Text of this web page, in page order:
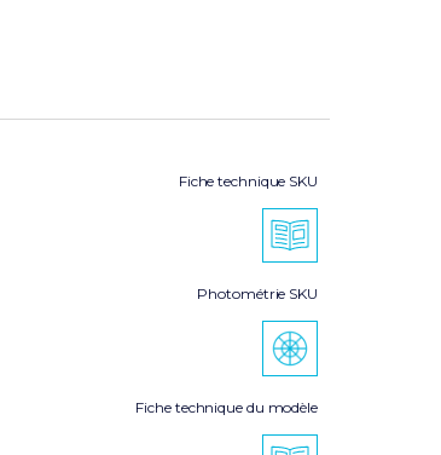
Fiche technique SKU
Photométrie SKU
Fiche technique du modèle